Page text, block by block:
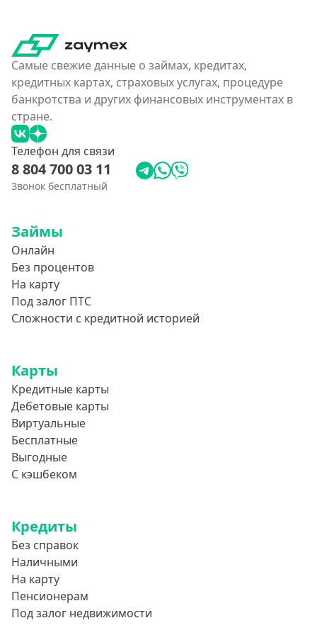
Карта с нулевым остатком
На дебетовую карту
На кредитную карту
На виртуальную карту
На неименную карту
На именную карту
На зарплатную карту
Похожие МФО
Как еКапуста
Наподобие Займера
Словно Золотая Корона
Квику
А-Деньги
Аполлон займ
Веб-Займ
Лайм Займ
Доброзайм
Самые свежие данные о займах, кредитах,
кредитных картах, страховых услугах, процедуре
банкротства и других финансовых инструментах в
стране.
Телефон для связи
8 804 700 03 11
Звонок бесплатный
Займы
Онлайн
Без процентов
На карту
Под залог ПТС
Сложности с кредитной историей
Карты
Кредитные карты
Дебетовые карты
Виртуальные
Бесплатные
Выгодные
С кэшбеком
Кредиты
Без справок
Наличными
На карту
Пенсионерам
Под залог недвижимости